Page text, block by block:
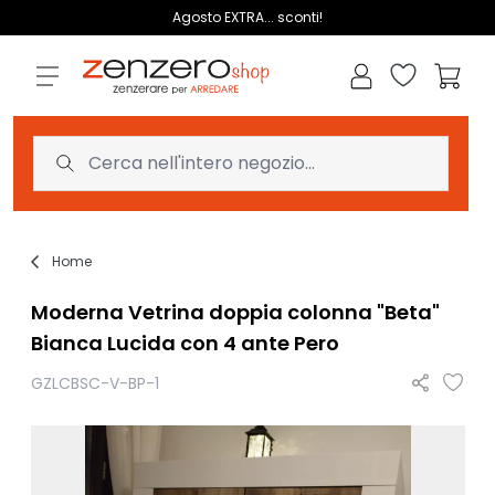
Agosto EXTRA... sconti!
Lista dei
Home
Moderna Vetrina doppia colonna "Beta"
Bianca Lucida con 4 ante Pero
GZLCBSC-V-BP-1